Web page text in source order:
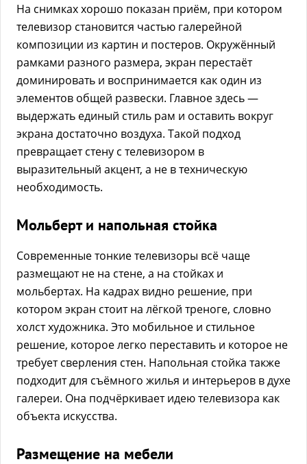
На снимках хорошо показан приём, при котором
телевизор становится частью галерейной
композиции из картин и постеров. Окружённый
рамками разного размера, экран перестаёт
доминировать и воспринимается как один из
элементов общей развески. Главное здесь —
выдержать единый стиль рам и оставить вокруг
экрана достаточно воздуха. Такой подход
превращает стену с телевизором в
выразительный акцент, а не в техническую
необходимость.
Мольберт и напольная стойка
Современные тонкие телевизоры всё чаще
размещают не на стене, а на стойках и
мольбертах. На кадрах видно решение, при
котором экран стоит на лёгкой треноге, словно
холст художника. Это мобильное и стильное
решение, которое легко переставить и которое не
требует сверления стен. Напольная стойка также
подходит для съёмного жилья и интерьеров в духе
галереи. Она подчёркивает идею телевизора как
объекта искусства.
Размещение на мебели